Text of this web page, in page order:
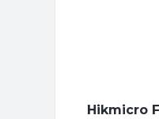
Hikmicro